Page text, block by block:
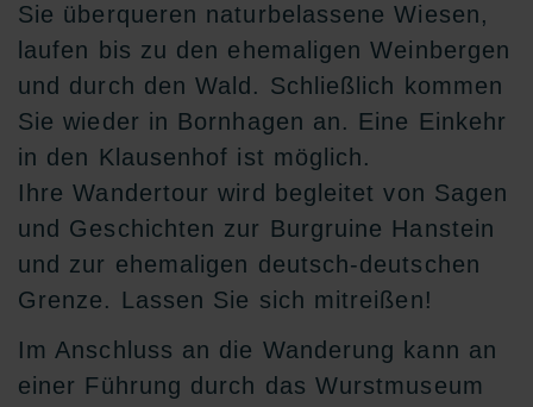
Sie überqueren naturbelassene Wiesen,
laufen bis zu den ehemaligen Weinbergen
und durch den Wald. Schließlich kommen
Sie wieder in Bornhagen an. Eine Einkehr
in den Klausenhof ist möglich.
Ihre Wandertour wird begleitet von Sagen
und Geschichten zur Burgruine Hanstein
und zur ehemaligen deutsch-deutschen
Grenze. Lassen Sie sich mitreißen!
Im Anschluss an die Wanderung kann an
einer Führung durch das Wurstmuseum